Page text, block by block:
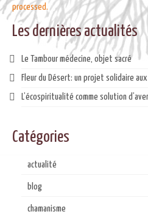
processed.
Les dernières actualités
Le Tambour médecine, objet sacré
Fleur du Désert: un projet solidaire
L’écospiritualité comme solution
Catégories
actualité
blog
chamanisme